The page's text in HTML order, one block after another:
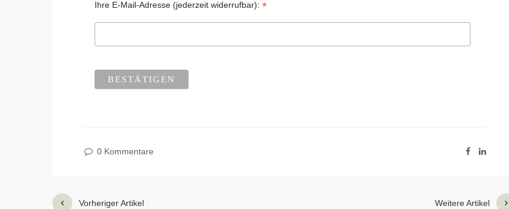
Ihre E-Mail-Adresse (jederzeit widerrufbar):*
0 Kommentare
Vorheriger Artikel Weitere Artikel